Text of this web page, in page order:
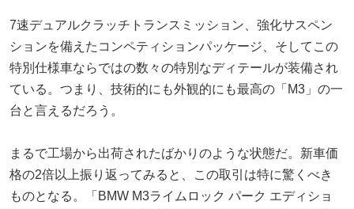
7速デュアルクラッチトランスミッション、強化サスペン
ションを備えたコンペティションパッケージ、そしてこの
特別仕様車ならではの数々の特別なディテールが装備され
ている。つまり、技術的にも外観的にも最高の「M3」の一
台と言えるだろう。
まるで工場から出荷されたばかりのような状態だ。新車価
格の2倍以上振り返ってみると、この取引は特に驚くべき
ものとなる。「BMW M3ライムロック パーク エディショ